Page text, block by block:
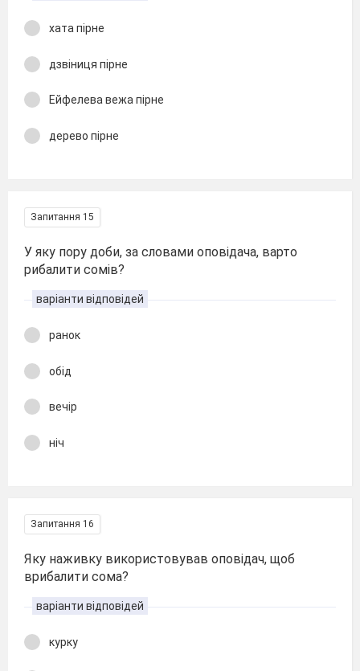
хата пірне
дзвіниця пірне
Ейфелева вежа пірне
дерево пірне
Запитання 15
У яку пору доби, за словами оповідача, варто
рибалити сомів?
варіанти відповідей
ранок
обід
вечір
ніч
Запитання 16
Яку наживку використовував оповідач, щоб
врибалити сома?
варіанти відповідей
курку